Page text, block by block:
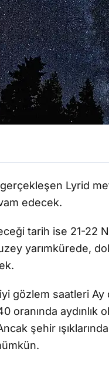
gerçekleşen Lyrid
edecek.
tarih ise 21-22
yarımkürede,
gözlem saatleri
oranında aydınlık
şehir